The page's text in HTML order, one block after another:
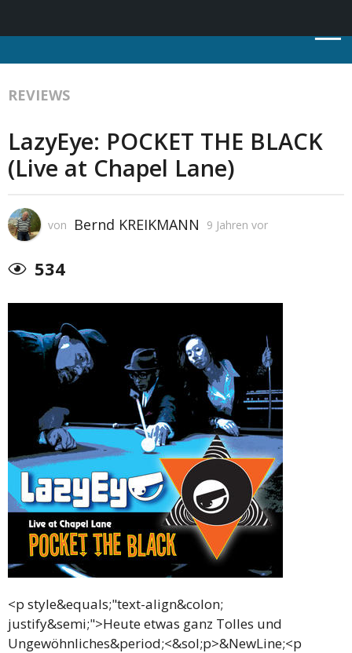
REVIEWS
LazyEye: POCKET THE BLACK
(Live at Chapel Lane)
von Bernd KREIKMANN 9 Jahren vor
534
<p style&equals;"text-align&colon;
justify&semi;">Heute etwas ganz Tolles und
Ungewöhnliches&period;<&sol;p>&NewLine;<p